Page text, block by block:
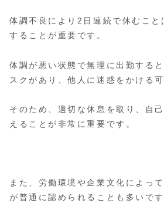
体調不良により2日連続で休むこと
することが重要です。
体調が悪い状態で無理に出勤する
スクがあり、他人に迷惑をかける
そのため、適切な休息を取り、自
えることが非常に重要です。
また、労働環境や企業文化によっ
が普通に認められることも多いです